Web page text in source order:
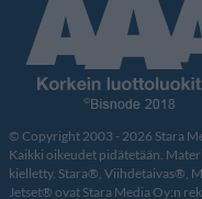
© Copyright 2003 - 2026 Stara
Kaikki oikeudet pidätetään.
kielletty. Stara®, Viihdetaivas®,
Jetset® ovat Stara Media Oy:n